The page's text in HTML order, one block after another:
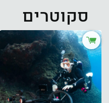
סקוטרים